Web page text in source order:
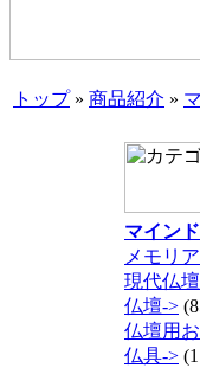
トップ» 商品紹介 »
マイン
メモリ
現代仏
仏壇->
仏壇用
仏具->